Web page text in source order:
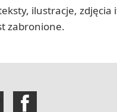
ilustracje,
zabronione.